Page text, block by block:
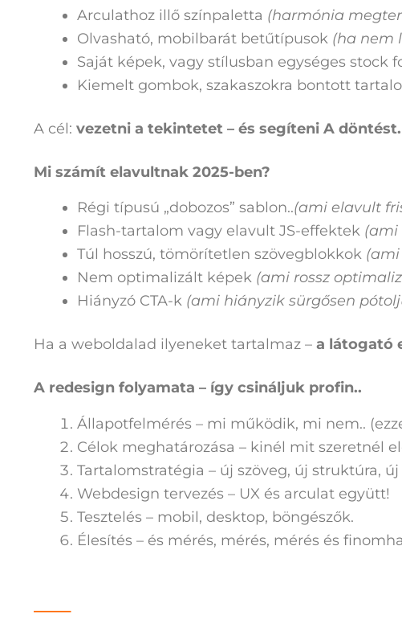
Arculathoz illő színpaletta (harmónia
Olvasható, mobilbarát betűtípusok (ha nem
Saját képek, vagy stílusban egységes stock
Kiemelt gombok, szakaszokra bontott
A cél: vezetni a tekintetet – és segíteni A döntést.
Mi számít elavultnak 2025-ben?
Régi típusú „dobozos” sablon..(ami elavult
Flash-tartalom vagy elavult JS-effektek (ami
Túl hosszú, tömörítetlen szövegblokkok
Nem optimalizált képek (ami rossz
Hiányzó CTA-k (ami hiányzik sürgősen
Ha a weboldalad ilyeneket tartalmaz – a látogató
A redesign folyamata – így csináljuk profin..
Állapotfelmérés – mi működik, mi nem..
Célok meghatározása – kinél mit szeretnél
Tartalomstratégia – új szöveg, új struktúra,
Webdesign tervezés – UX és arculat együtt!
Tesztelés – mobil, desktop, böngészők.
Élesítés – és mérés, mérés, mérés és
—–